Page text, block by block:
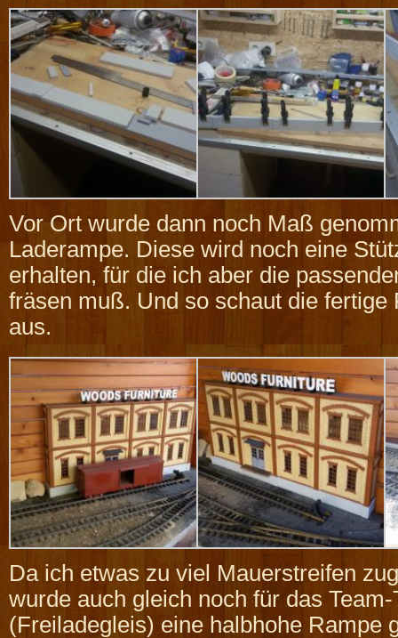
Vor Ort wurde dann noch Maß
Laderampe. Diese wird noch eine
erhalten, für die ich aber die
fräsen muß. Und so schaut die fertige
aus.
Da ich etwas zu viel Mauerstreifen
wurde auch gleich noch für das
(Freiladegleis) eine halbhohe Rampe